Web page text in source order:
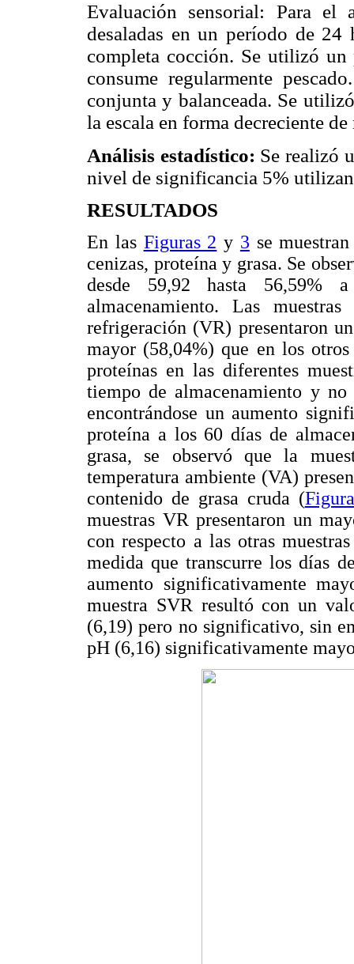
Evaluación sensorial: Para el
desaladas en un período de 24
completa cocción. Se utilizó un
consume regularmente
conjunta y balanceada. Se
la escala en forma decreciente de
Análisis estadístico: Se realizó
nivel de significancia 5%
RESULTADOS
En las Figuras 2 y 3 se
cenizas, proteína y grasa. Se
desde 59,92 hasta 56,59%
almacenamiento. Las
refrigeración (VR) presentaron
mayor (58,04%) que en los
proteínas en las diferentes
tiempo de almacenamiento y
encontrándose un aumento
proteína a los 60 días de
grasa, se observó que la
temperatura ambiente (VA)
contenido de grasa cruda (
muestras VR presentaron un
con respecto a las otras
medida que transcurre los días
aumento significativamente
muestra SVR resultó con un
(6,19) pero no significativo, sin
pH (6,16) significativamente